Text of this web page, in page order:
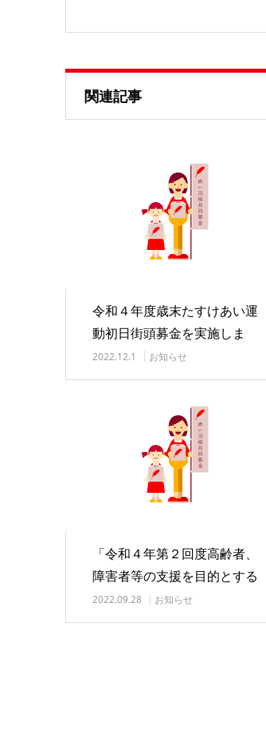
関連記事
令和４年度歳末たすけあい運
動初日街頭募金を実施しま
す。
2022.12.1 お知らせ
「令和４年第２回度高齢者、
障害者等の支援を目的とする
ボランティア活動…
2022.09.28 お知らせ